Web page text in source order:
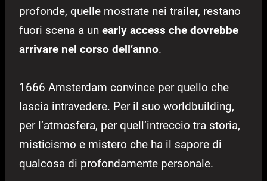
profonde, quelle mostrate nei trailer, restano
fuori scena a un early access che dovrebbe
arrivare nel corso dell’anno.
1666 Amsterdam convince per quello che
lascia intravedere. Per il suo worldbuilding,
per l’atmosfera, per quell’intreccio tra storia,
misticismo e mistero che ha il sapore di
qualcosa di profondamente personale.